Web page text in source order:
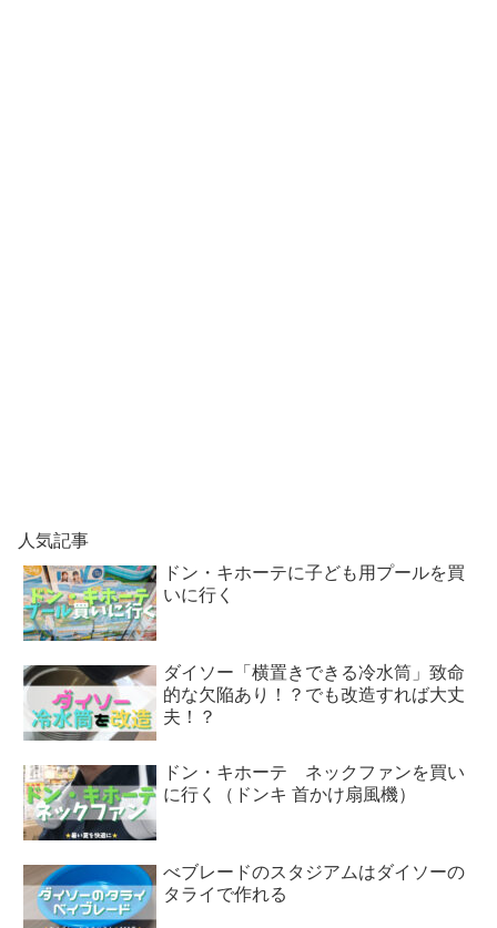
人気記事
ドン・キホーテに子ども用プールを買
いに行く
ダイソー「横置きできる冷水筒」致命
的な欠陥あり！？でも改造すれば大丈
夫！？
ドン・キホーテ ネックファンを買い
に行く（ドンキ 首かけ扇風機）
べブレードのスタジアムはダイソーの
タライで作れる